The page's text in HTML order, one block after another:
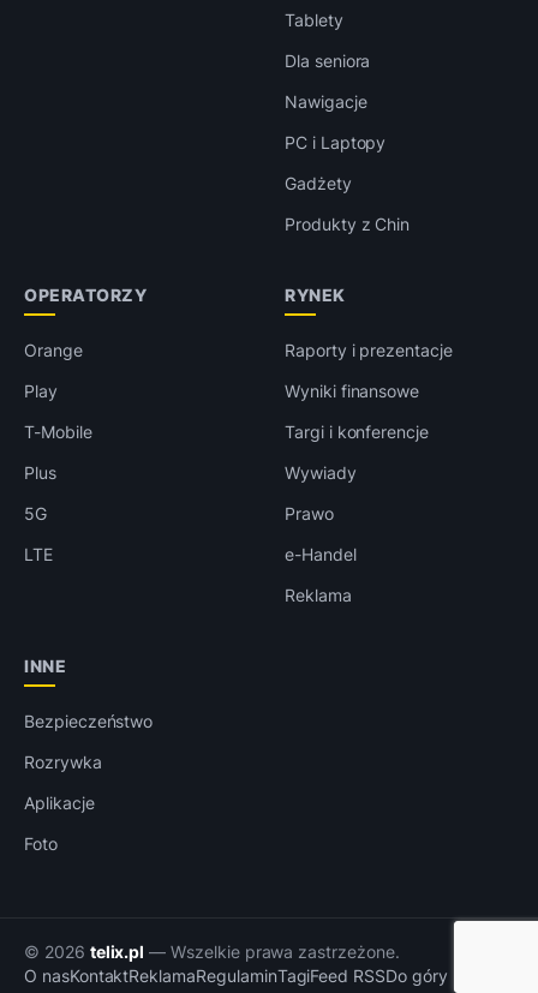
Tablety
Dla seniora
Nawigacje
PC i Laptopy
Gadżety
Produkty z Chin
OPERATORZY
Orange
Play
T-Mobile
Plus
5G
LTE
RYNEK
Raporty i prezentacje
Wyniki finansowe
Targi i konferencje
Wywiady
Prawo
e-Handel
Reklama
INNE
Bezpieczeństwo
Rozrywka
Aplikacje
Foto
© 2026 telix.pl — Wszelkie prawa zastrzeżone.
O nasKontaktReklamaRegulaminTagiFeed RSSDo góry ↑